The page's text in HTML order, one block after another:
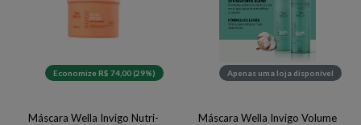
Economize R$ 74,00 (29%)
Máscara Wella Invigo Nutri-
Apenas uma loja disponível
Máscara Wella Invigo Volume